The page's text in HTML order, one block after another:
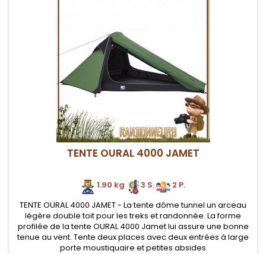
TENTE OURAL 4000 JAMET
1.90 kg 3 S.
2 P.
TENTE OURAL 4000 JAMET - La tente dôme tunnel un arceau
légère double toit pour les treks et randonnée. La forme
profilée de la tente OURAL 4000 Jamet lui assure une bonne
tenue au vent. Tente deux places avec deux entrées à large
porte moustiquaire et petites absides